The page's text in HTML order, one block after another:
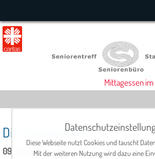
Mittagessen
Die "Almwanderer"
09. Juli 2026
Diese Webseite nutzt Cookies und tauscht
Mit der weiteren Nutzung wird dazu eine